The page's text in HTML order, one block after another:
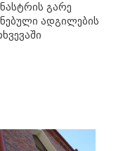
გარე
ადგილების